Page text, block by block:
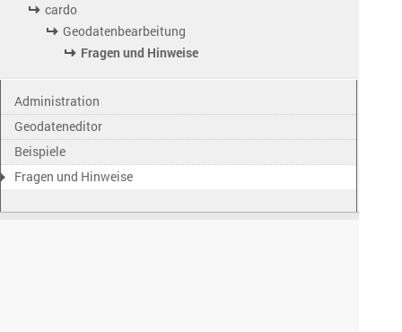
cardo
Geodatenbearbeitung
Fragen und Hinweise
Administration
Geodateneditor
Beispiele
Fragen und Hinweise